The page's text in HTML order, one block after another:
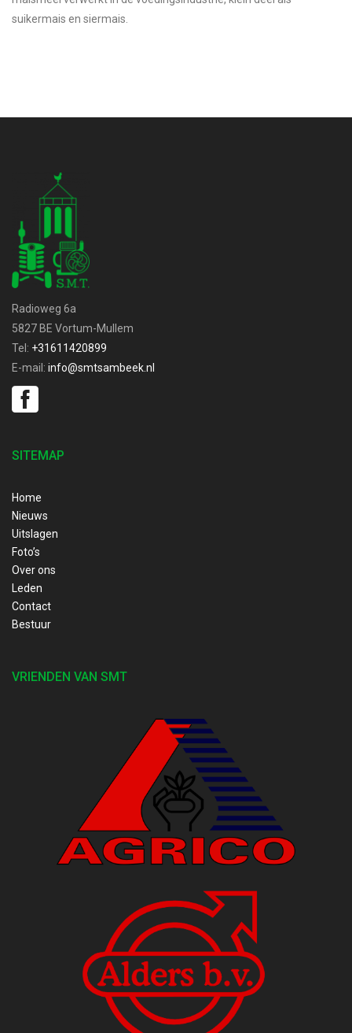
suikermais en siermais.
Radioweg 6a
5827 BE Vortum-Mullem
Tel: +31611420899
E-mail: info@smtsambeek.nl
SITEMAP
Home
Nieuws
Uitslagen
Foto’s
Over ons
Leden
Contact
Bestuur
VRIENDEN VAN SMT